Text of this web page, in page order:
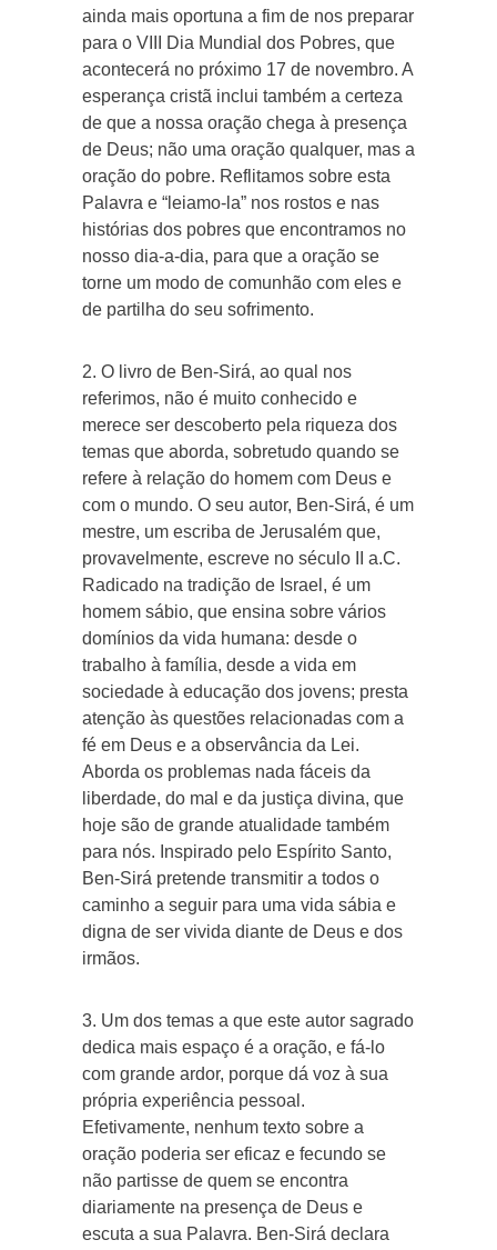
ainda mais oportuna a fim de nos preparar
para o VIII Dia Mundial dos Pobres, que
acontecerá no próximo 17 de novembro. A
esperança cristã inclui também a certeza
de que a nossa oração chega à presença
de Deus; não uma oração qualquer, mas a
oração do pobre. Reflitamos sobre esta
Palavra e “leiamo-la” nos rostos e nas
histórias dos pobres que encontramos no
nosso dia-a-dia, para que a oração se
torne um modo de comunhão com eles e
de partilha do seu sofrimento.
2. O livro de Ben-Sirá, ao qual nos
referimos, não é muito conhecido e
merece ser descoberto pela riqueza dos
temas que aborda, sobretudo quando se
refere à relação do homem com Deus e
com o mundo. O seu autor, Ben-Sirá, é um
mestre, um escriba de Jerusalém que,
provavelmente, escreve no século II a.C.
Radicado na tradição de Israel, é um
homem sábio, que ensina sobre vários
domínios da vida humana: desde o
trabalho à família, desde a vida em
sociedade à educação dos jovens; presta
atenção às questões relacionadas com a
fé em Deus e a observância da Lei.
Aborda os problemas nada fáceis da
liberdade, do mal e da justiça divina, que
hoje são de grande atualidade também
para nós. Inspirado pelo Espírito Santo,
Ben-Sirá pretende transmitir a todos o
caminho a seguir para uma vida sábia e
digna de ser vivida diante de Deus e dos
irmãos.
3. Um dos temas a que este autor sagrado
dedica mais espaço é a oração, e fá-lo
com grande ardor, porque dá voz à sua
própria experiência pessoal.
Efetivamente, nenhum texto sobre a
oração poderia ser eficaz e fecundo se
não partisse de quem se encontra
diariamente na presença de Deus e
escuta a sua Palavra. Ben-Sirá declara